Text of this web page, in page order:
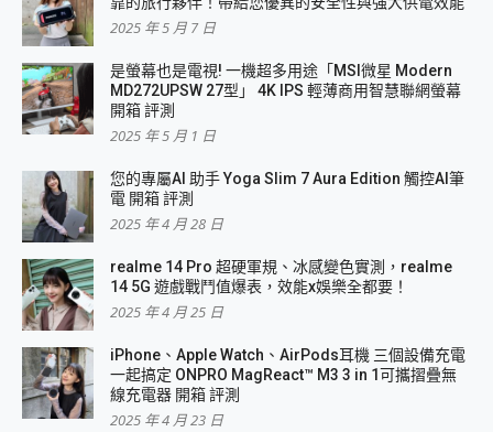
2025 年 5 月 7 日
是螢幕也是電視! 一機超多用途「MSI微星 Modern
MD272UPSW 27型」 4K IPS 輕薄商用智慧聯網螢幕
開箱 評測
2025 年 5 月 1 日
您的專屬AI 助手 Yoga Slim 7 Aura Edition 觸控AI筆
電 開箱 評測
2025 年 4 月 28 日
realme 14 Pro 超硬軍規、冰感變色實測，realme
14 5G 遊戲戰鬥值爆表，效能x娛樂全都要！
2025 年 4 月 25 日
iPhone、Apple Watch、AirPods耳機 三個設備充電
一起搞定 ONPRO MagReact™ M3 3 in 1可攜摺疊無
線充電器 開箱 評測
2025 年 4 月 23 日